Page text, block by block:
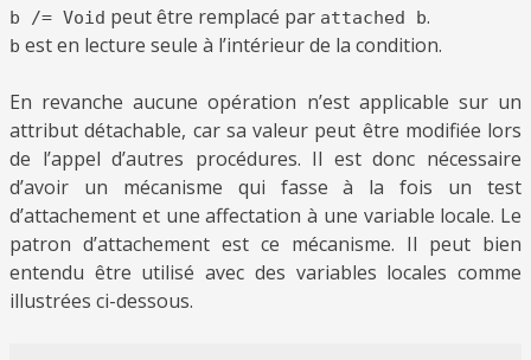
b /= Void peut être remplacé par attached b.
b est en lecture seule à l’intérieur de la condition.
En revanche aucune opération n’est applicable sur un
attribut détachable, car sa valeur peut être modifiée lors
de l’appel d’autres procédures. Il est donc nécessaire
d’avoir un mécanisme qui fasse à la fois un test
d’attachement et une affectation à une variable locale. Le
patron d’attachement est ce mécanisme. Il peut bien
entendu être utilisé avec des variables locales comme
illustrées ci-dessous.